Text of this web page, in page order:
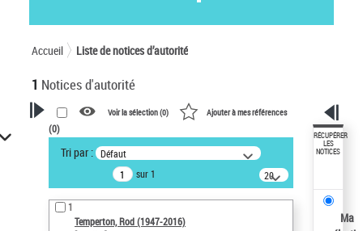
Accueil Liste de notices d’autorité
1 Notices d'autorité
VOTRE RECHERCHE
Recherche avancée dans les
notices d’autorité
Œuvres liées à l'auteur :
Temperton, Rod (1947-2016)
Voir la sélection (0) Ajouter à mes références
(0)
Tri par : Défaut
sur 1
20
résultats/page
1
Temperton, Rod (1947-2016)
RÉCUPÉRER
LES
NOTICES
Ma